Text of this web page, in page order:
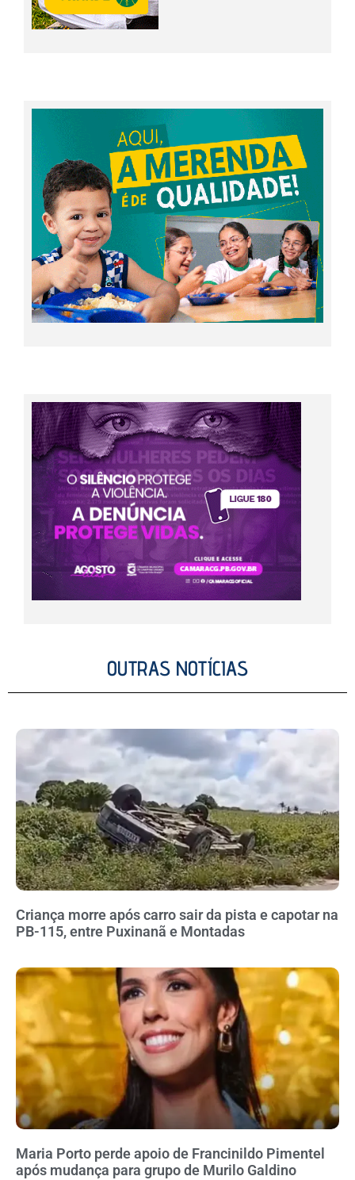
OUTRAS NOTÍCIAS
Criança morre após carro sair da pista e capotar na
PB-115, entre Puxinanã e Montadas
Maria Porto perde apoio de Francinildo Pimentel
após mudança para grupo de Murilo Galdino